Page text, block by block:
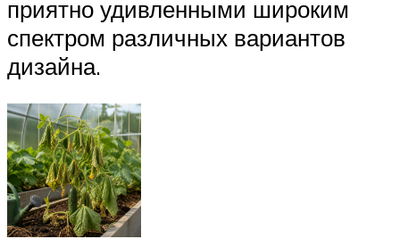
приятно удивленными широким
спектром различных вариантов
дизайна.